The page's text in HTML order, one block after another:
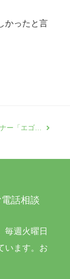
かったと言
就労支援セミナー「エゴグラムで見つける強みと履歴書づくり」を開催
毎週火曜日
ます。 お